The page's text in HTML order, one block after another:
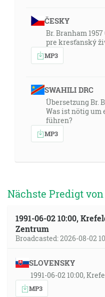
ČESKY
Br. Branham 1957
pre kresťanský
MP3
SWAHILI DRC
Übersetzung Br.
Was ist nötig um
führen?
MP3
Nächste Predigt
1991-06-02 10:00,
Zentrum
Broadcasted: 2026-08-02
SLOVENSKY
1991-06-02 10:00,
MP3